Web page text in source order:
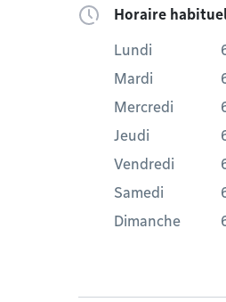
Horaire
Lundi
Mardi
Mercredi
Jeudi
Vendredi
Samedi
Dimanche